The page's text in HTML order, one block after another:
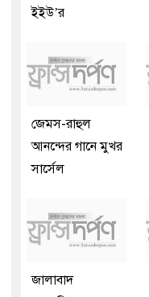
ইইউ’র
জেমস-রাহুল
আনন্দের গানে মুখর
সার্সেল
জালাবাদ